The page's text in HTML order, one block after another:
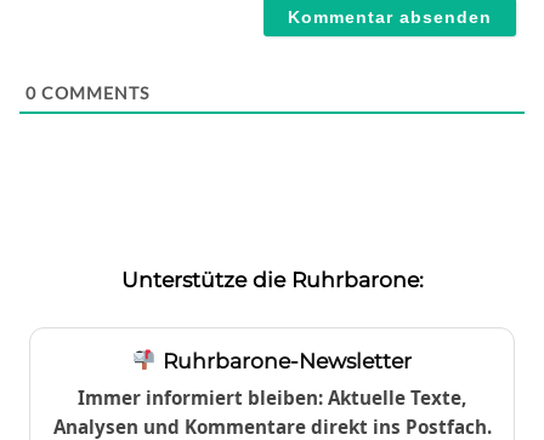
0 COMMENTS
Unterstütze die Ruhrbarone:
Ruhrbarone-Newsletter
Immer informiert bleiben: Aktuelle Texte,
Analysen und Kommentare direkt ins Postfach.